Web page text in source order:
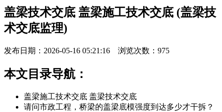
盖梁技术交底 盖梁施工技术交底 (盖梁技
术交底监理)
发布日期：2026-05-16 05:21:16 浏览次数： 975
本文目录导航：
盖梁施工技术交底 盖梁技术交底
请问市政工程，桥梁的盖梁底模强度到达多少才干拆？